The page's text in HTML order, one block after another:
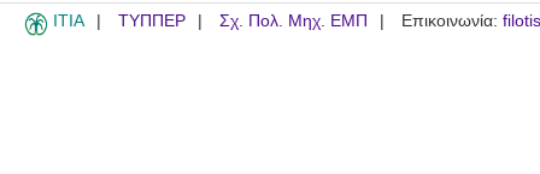
ITIA ΤΥΠΠΕΡ Σχ. Πολ. Μηχ. ΕΜΠ Επικοινωνία: